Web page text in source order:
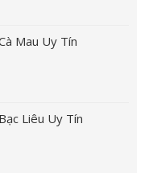
Mau Uy Tín
Liêu Uy Tín